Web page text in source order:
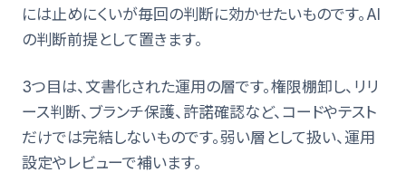
には止めにくいが毎回の判断に効かせたいものです。AI
の判断前提として置きます。
3つ目は、文書化された運用の層です。権限棚卸し、リリ
ース判断、ブランチ保護、許諾確認など、コードやテスト
だけでは完結しないものです。弱い層として扱い、運用
設定やレビューで補います。